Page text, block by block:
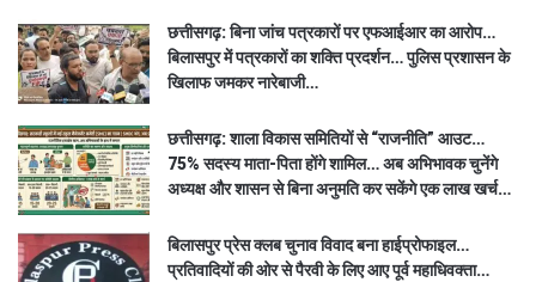
छत्तीसगढ़: बिना जांच पत्रकारों पर एफआईआर का आरोप…
बिलासपुर में पत्रकारों का शक्ति प्रदर्शन… पुलिस प्रशासन के
खिलाफ जमकर नारेबाजी…
छत्तीसगढ़: शाला विकास समितियों से “राजनीति” आउट…
75% सदस्य माता-पिता होंगे शामिल… अब अभिभावक चुनेंगे
अध्यक्ष और शासन से बिना अनुमति कर सकेंगे एक लाख खर्च…
बिलासपुर प्रेस क्लब चुनाव विवाद बना हाईप्रोफाइल…
प्रतिवादियों की ओर से पैरवी के लिए आए पूर्व महाधिवक्ता…